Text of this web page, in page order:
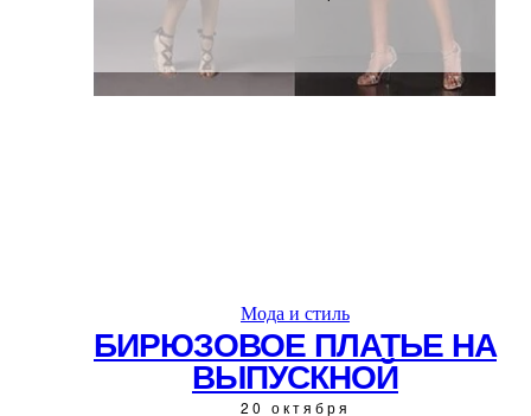
Мода и стиль
БИРЮЗОВОЕ ПЛАТЬЕ НА
ВЫПУСКНОЙ
20 октября